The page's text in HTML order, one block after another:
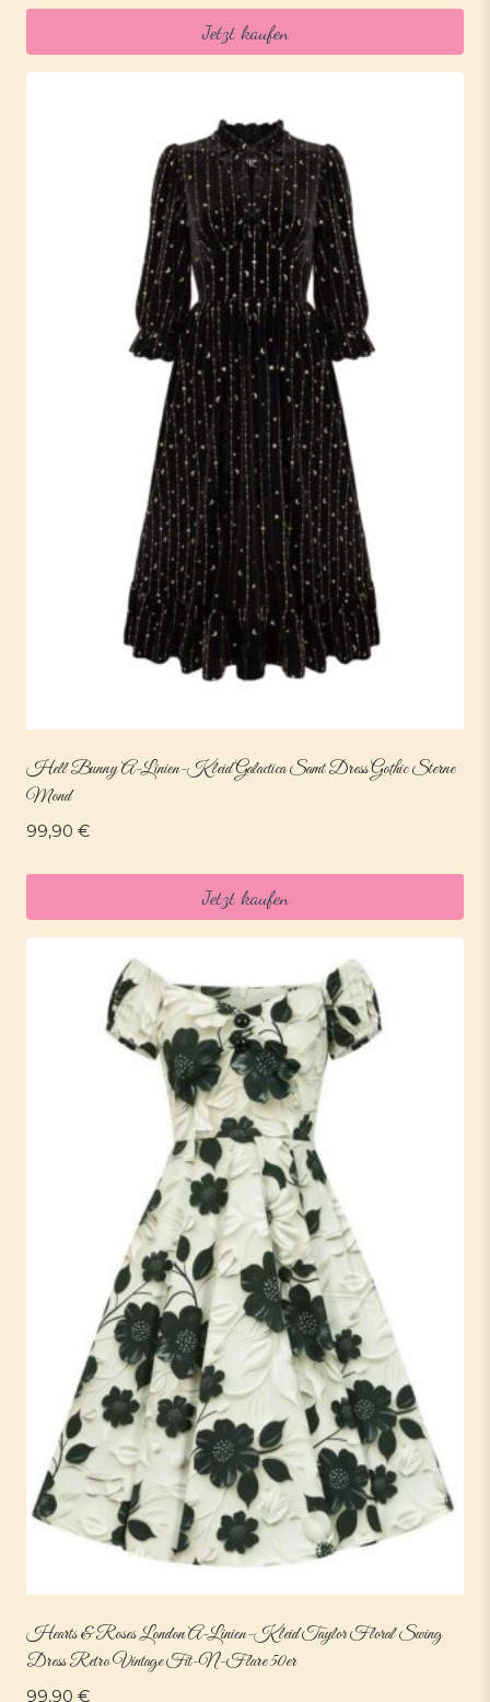
Jetzt kaufen
Hell Bunny A-Linien-Kleid Galactica Samt Dress Gothic Sterne
Mond
99,90 €
Jetzt kaufen
Hearts & Roses London A-Linien-Kleid Taylor Floral Swing
Dress Retro Vintage Fit-N-Flare 50er
99,90 €